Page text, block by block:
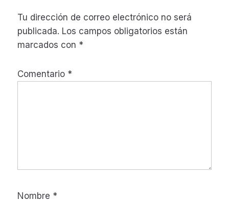
los
lectores
Tu dirección de correo electrónico no será
publicada. Los campos obligatorios están
marcados con *
Comentario *
Nombre *